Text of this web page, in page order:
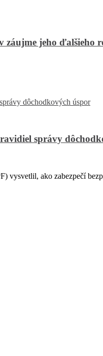
jeho ďalšieho
správy
ako zabezpečí